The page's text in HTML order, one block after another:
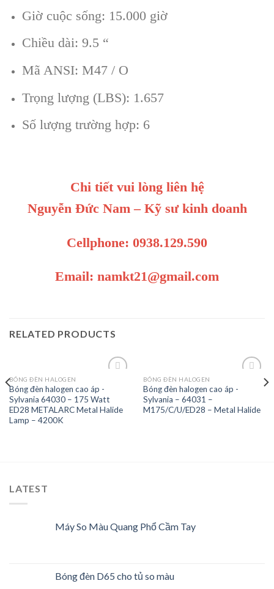
Giờ cuộc sống: 15.000 giờ
Chiều dài: 9.5 “
Mã ANSI: M47 / O
Trọng lượng (LBS): 1.657
Số lượng trường hợp: 6
Chi tiết vui lòng liên hệ
Nguyễn Đức Nam – Kỹ sư kinh doanh
Cellphone: 0938.129.590
Email: namkt21@gmail.com
RELATED PRODUCTS
Add to
Wishlist
BÓNG ĐÈN HALOGEN
Bóng đèn halogen cao áp -
Sylvania 64030 – 175 Watt
ED28 METALARC Metal Halide
Lamp – 4200K
Add to
Wishlist
BÓNG ĐÈN HALOGEN
Bóng đèn halogen cao áp -
Sylvania – 64031 –
M175/C/U/ED28 – Metal Halide
LATEST
Máy So Màu Quang Phổ Cầm Tay
Bóng đèn D65 cho tủ so màu